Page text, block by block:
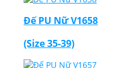
Đế PU Nữ V1658
(Size 35-39)